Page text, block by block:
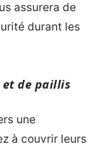
assurera de
durant les
de paillis
une
à couvrir leurs